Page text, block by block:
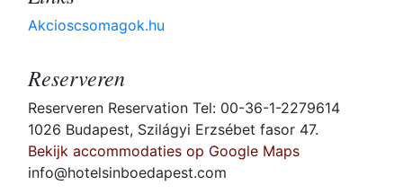
Akcioscsomagok.hu
Reserveren
Reserveren Reservation Tel: 00-36-1-2279614
1026 Budapest, Szilágyi Erzsébet fasor 47.
Bekijk accommodaties op Google Maps
info@hotelsinboedapest.com